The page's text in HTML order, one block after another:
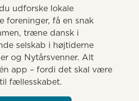
udforske lokale
foreninger, få en snak
træne dansk i
selskab i højtiderne
og Nytårsvenner. Alt
app – fordi det skal være
fællesskabet.